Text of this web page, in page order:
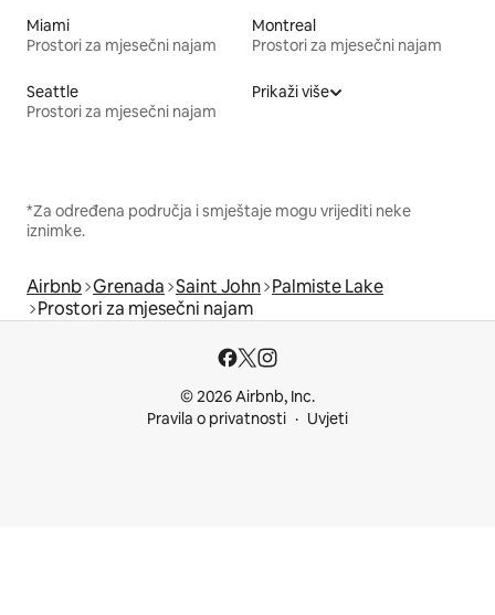
Miami
Prostori za mjesečni najam
Montreal
Prostori za mjesečni najam
Seattle
Prostori za mjesečni najam
Prikaži više
*Za određena područja i smještaje mogu vrijediti neke
iznimke.
Airbnb Grenada Saint John Palmiste Lake
Prostori za mjesečni najam
© 2026 Airbnb, Inc.
Pravila o privatnosti
Uvjeti